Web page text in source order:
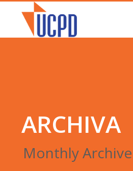
ARCHIVA
Monthly